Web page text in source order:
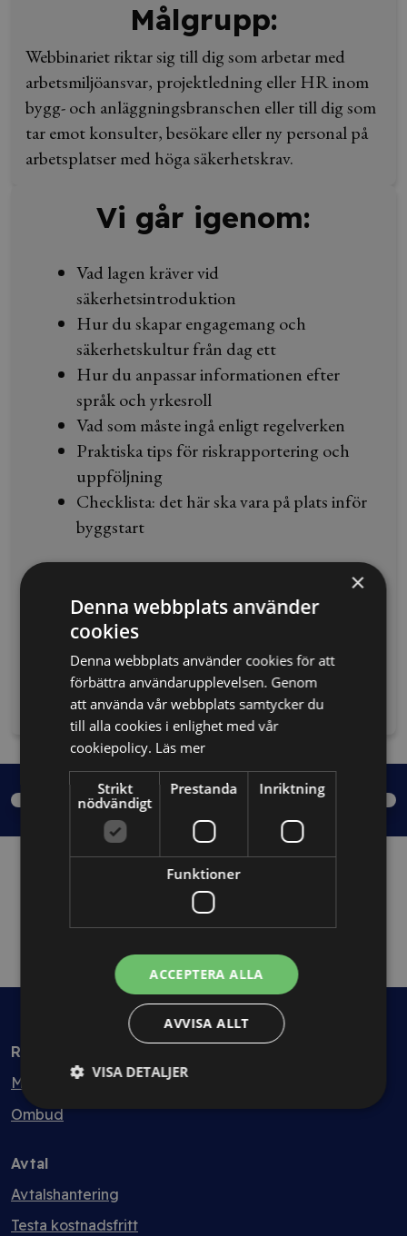
Målgrupp:
Webbinariet riktar sig till dig som arbetar med
arbetsmiljöansvar, projektledning eller HR inom
bygg- och anläggningsbranschen eller till dig som
tar emot konsulter, besökare eller ny personal på
arbetsplatser med höga säkerhetskrav.
Vi går igenom:
Vad lagen kräver vid
säkerhetsintroduktion
Hur du skapar engagemang och
säkerhetskultur från dag ett
Hur du anpassar informationen efter
språk och yrkesroll
Vad som måste ingå enligt regelverken
Praktiska tips för riskrapportering och
uppföljning
Checklista: det här ska vara på plats inför
byggstart
Föreläsare
Nicole Krol
Byggarbetsmiljöspecialist, BAMS AB
Relaterade kurser:
Rådgivning
Min bolagsjurist
Ombud
Avtal
Avtalshantering
Testa kostnadsfritt
×
Denna webbplats använder
cookies
Denna webbplats använder cookies för att
förbättra användarupplevelsen. Genom
att använda vår webbplats samtycker du
till alla cookies i enlighet med vår
cookiepolicy. Läs mer
Strikt
nödvändigt
Prestanda Inriktning
Funktioner
ACCEPTERA ALLA
AVVISA ALLT
VISA DETALJER